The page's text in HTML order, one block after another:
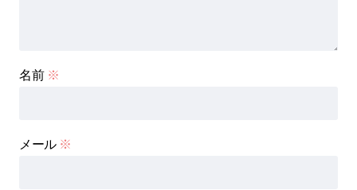
名前 ※
メール ※